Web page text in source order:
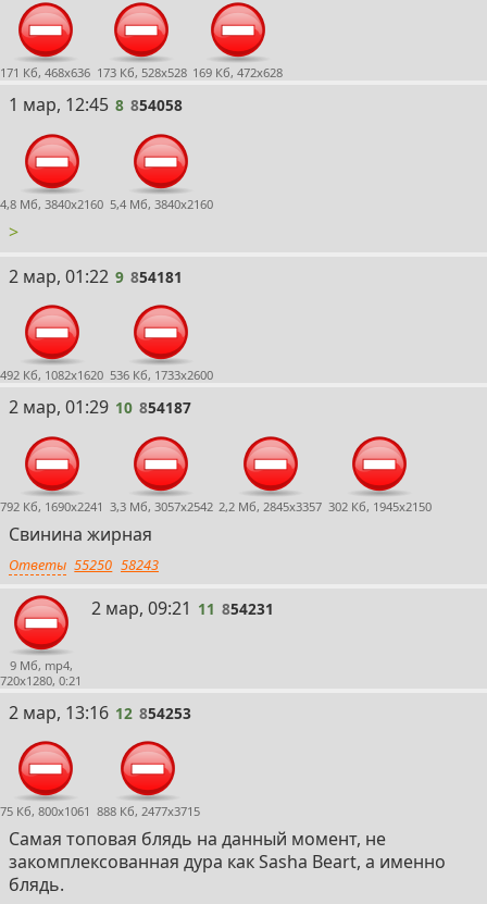
171 Кб, 468x636 173 Кб, 528x528 169 Кб, 472x628
8
1 мар, 12:45 8 854058
4,8 Мб, 3840x2160 5,4 Мб, 3840x2160
>
9
2 мар, 01:22 9 854181
492 Кб, 1082x1620 536 Кб, 1733x2600
10
2 мар, 01:29 10 854187
792 Кб, 1690x2241 3,3 Мб, 3057x2542 2,2 Мб, 2845x3357 302 Кб, 1945x2150
Свинина жирная
Ответы 55250 58243
9 Мб, mp4,
720x1280, 0:21
11
2 мар, 09:21 11 854231
12
2 мар, 13:16 12 854253
75 Кб, 800x1061 888 Кб, 2477x3715
Самая топовая блядь на данный момент, не
закомплексованная дура как Sasha Beart, а именно
блядь.